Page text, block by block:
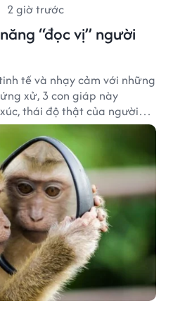
2 giờ trước
“đọc vị” người
tế và nhạy cảm với những
xử, 3 con giáp này
thái độ thật của người